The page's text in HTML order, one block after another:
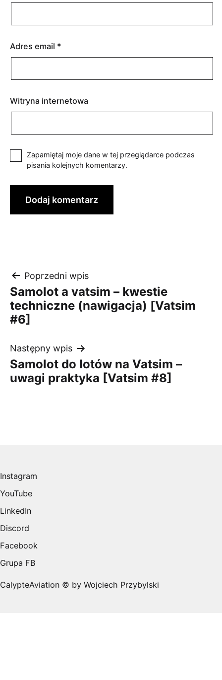
Adres email *
Witryna internetowa
Zapamiętaj moje dane w tej przeglądarce podczas
pisania kolejnych komentarzy.
Nawigacja
wpisu
Poprzedni wpis
Samolot a vatsim – kwestie
techniczne (nawigacja) [Vatsim
#6]
Następny wpis
Samolot do lotów na Vatsim –
uwagi praktyka [Vatsim #8]
CalypteAviation © by Wojciech Przybylski
Instagram
YouTube
LinkedIn
Discord
Facebook
Grupa FB